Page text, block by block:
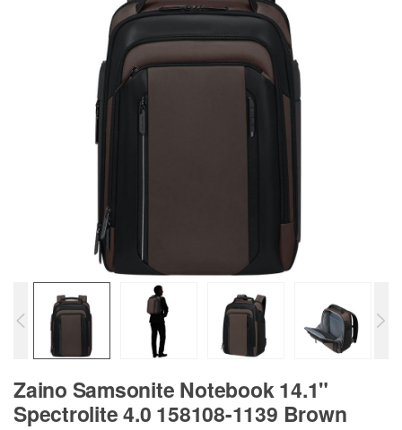
Zaino Samsonite Notebook 14.1"
Spectrolite 4.0 158108-1139 Brown